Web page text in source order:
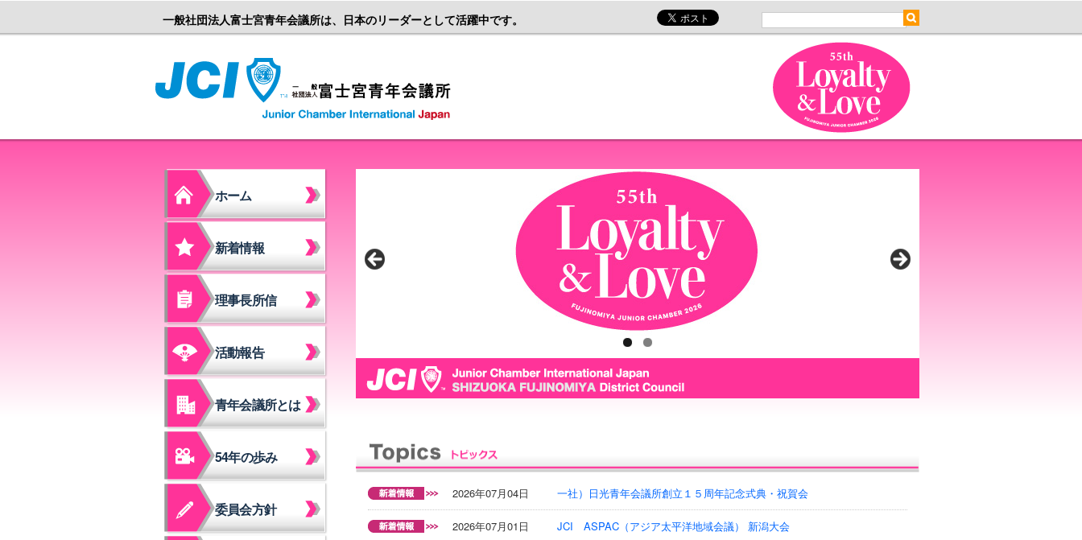
一般社団法人富士宮青年会議所は、日本のリーダーとして活躍中です。
ホーム
新着情報
理事長所信
活動報告
青年会議所とは
54年の歩み
委員会方針
2026年07月04日 一社）日光青年会議所創立１５周年記念式典・祝賀会
2026年07月01日 JCI ASPAC（アジア太平洋地域会議） 新潟大会